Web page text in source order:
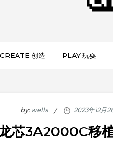
CREATE 创造 PLAY 玩耍
by: wells
芯3A2000C移